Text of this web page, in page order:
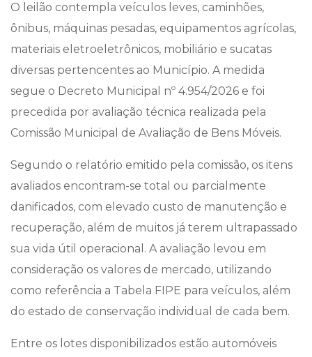
O leilão contempla veículos leves, caminhões,
ônibus, máquinas pesadas, equipamentos agrícolas,
materiais eletroeletrônicos, mobiliário e sucatas
diversas pertencentes ao Município. A medida
segue o Decreto Municipal nº 4.954/2026 e foi
precedida por avaliação técnica realizada pela
Comissão Municipal de Avaliação de Bens Móveis.
Segundo o relatório emitido pela comissão, os itens
avaliados encontram-se total ou parcialmente
danificados, com elevado custo de manutenção e
recuperação, além de muitos já terem ultrapassado
sua vida útil operacional. A avaliação levou em
consideração os valores de mercado, utilizando
como referência a Tabela FIPE para veículos, além
do estado de conservação individual de cada bem.
Entre os lotes disponibilizados estão automóveis